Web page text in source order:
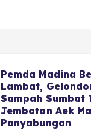
Pemda Madina
Lambat,
Sampah Sumbat
Jembatan Aek
Panyabungan